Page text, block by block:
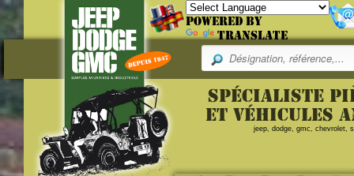
Powered by
Translate
Spécialiste
et véhicules
jeep, dodge, gmc, chevrolet,